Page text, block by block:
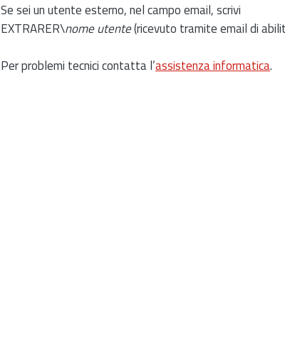
Se sei un utente esterno, nel campo email, scrivi
EXTRARER\nome utente(ricevuto tramite email di
Per problemi tecnici contatta l’assistenza informatica.